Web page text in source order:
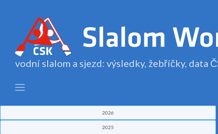
vodní slalom a sjezd: výsledky, žebříčky, data
2026
2025